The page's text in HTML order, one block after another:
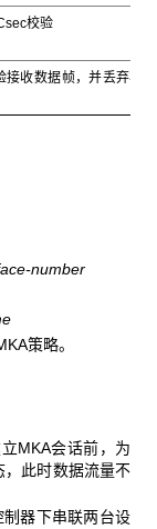
校验
接收数据帧，并丢弃非
number
策略。
MKA会话前，为
，此时数据流量不
器下串联两台设